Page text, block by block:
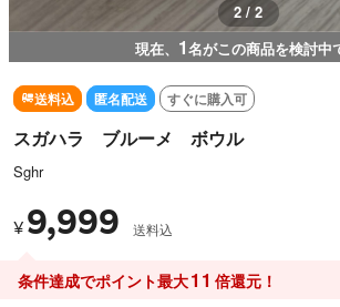
1 / 2
現在、 1名がこの商品を検討中
送料込 匿名配送 すぐに購入可
スガハラ ブルーメ ボウル
Sghr
¥ 9,999 送料込
条件達成でポイント最大11 倍還元！